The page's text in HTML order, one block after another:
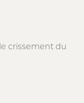
crissement du